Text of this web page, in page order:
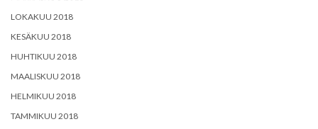
LOKAKUU 2018
KESÄKUU 2018
HUHTIKUU 2018
MAALISKUU 2018
HELMIKUU 2018
TAMMIKUU 2018